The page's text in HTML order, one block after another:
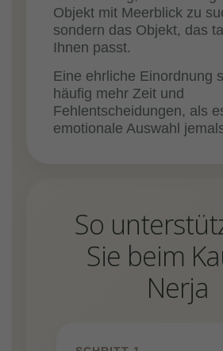
Objekt mit Meerblick zu
sondern das Objekt, das
Ihnen passt.
Eine ehrliche Einordnung
häufig mehr Zeit und
Fehlentscheidungen, als
emotionale Auswahl
So
Sie beim
Nerja